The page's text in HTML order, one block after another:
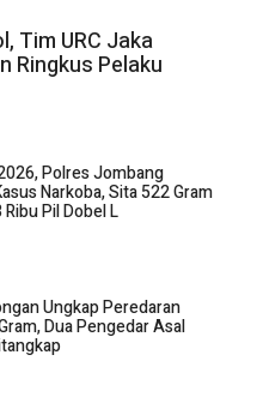
Tim URC Jaka
Ringkus Pelaku
Polres Jombang
Narkoba, Sita 522 Gram
Pil Dobel L
Ungkap Peredaran
Dua Pengedar Asal